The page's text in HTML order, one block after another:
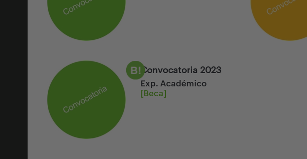
Convocatoria 2023
Exp. Académico
[Beca]